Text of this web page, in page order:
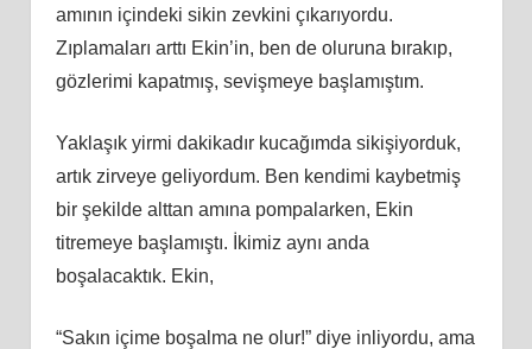
amının içindeki sikin zevkini çıkarıyordu.
Zıplamaları arttı Ekin’in, ben de oluruna bırakıp,
gözlerimi kapatmış, sevişmeye başlamıştım.
Yaklaşık yirmi dakikadır kucağımda sikişiyorduk,
artık zirveye geliyordum. Ben kendimi kaybetmiş
bir şekilde alttan amına pompalarken, Ekin
titremeye başlamıştı. İkimiz aynı anda
boşalacaktık. Ekin,
“Sakın içime boşalma ne olur!” diye inliyordu, ama